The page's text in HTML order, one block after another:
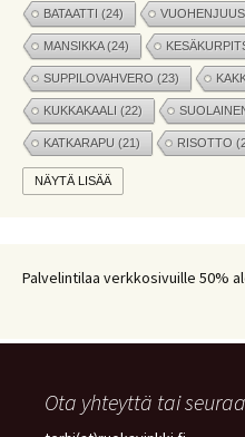
BATAATTI (24)
MANSIKKA(24)
SUPPILOVAHVERO (23)
KUKKAKAALI (22)
KATKARAPU (21) RISOTTO
MARJAT(19)
JÄLKIRUOKA (17) PAPRIKA
NÄYTÄ LISÄÄ
Palvelintilaa verkkosivuille 50%
Ota yhteyttä tai seuraa